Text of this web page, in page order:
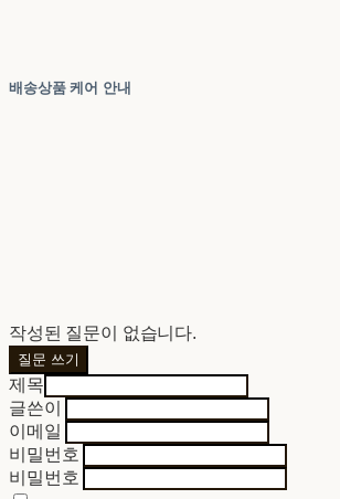
배송상품 케어 안내
작성된 질문이 없습니다.
질문 쓰기
제목
글쓴이
이메일
비밀번호
비밀번호